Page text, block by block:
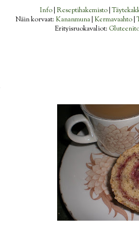
Info Reseptihakemisto |
Näin korvaat: Kananmuna Kermavaahto |
Erityisruokavaliot: